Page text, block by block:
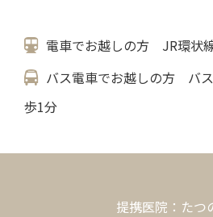
電車でお越しの方 JR環状
バス電車でお越しの方 バ
歩1分
提携医院：たつ